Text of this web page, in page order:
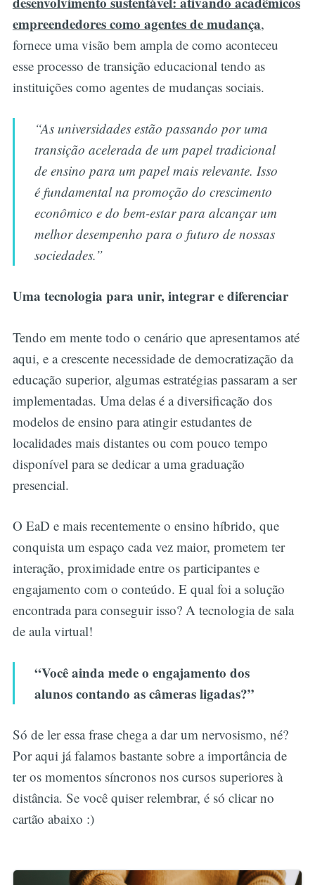
empreendedores como agentes de mudança,
fornece uma visão bem ampla de como aconteceu
esse processo de transição educacional tendo as
instituições como agentes de mudanças sociais.
“As universidades estão passando por uma
transição acelerada de um papel tradicional
de ensino para um papel mais relevante. Isso
é fundamental na promoção do crescimento
econômico e do bem-estar para alcançar um
melhor desempenho para o futuro de nossas
sociedades.”
Uma tecnologia para unir, integrar e diferenciar
Tendo em mente todo o cenário que apresentamos até
aqui, e a crescente necessidade de democratização da
educação superior, algumas estratégias passaram a ser
implementadas. Uma delas é a diversificação dos
modelos de ensino para atingir estudantes de
localidades mais distantes ou com pouco tempo
disponível para se dedicar a uma graduação
presencial.
O EaD e mais recentemente o ensino híbrido, que
conquista um espaço cada vez maior, prometem ter
interação, proximidade entre os participantes e
engajamento com o conteúdo. E qual foi a solução
encontrada para conseguir isso? A tecnologia de sala
de aula virtual!
“Você ainda mede o engajamento dos
alunos contando as câmeras ligadas?”
Só de ler essa frase chega a dar um nervosismo, né?
Por aqui já falamos bastante sobre a importância de
ter os momentos síncronos nos cursos superiores à
distância. Se você quiser relembrar, é só clicar no
cartão abaixo :)